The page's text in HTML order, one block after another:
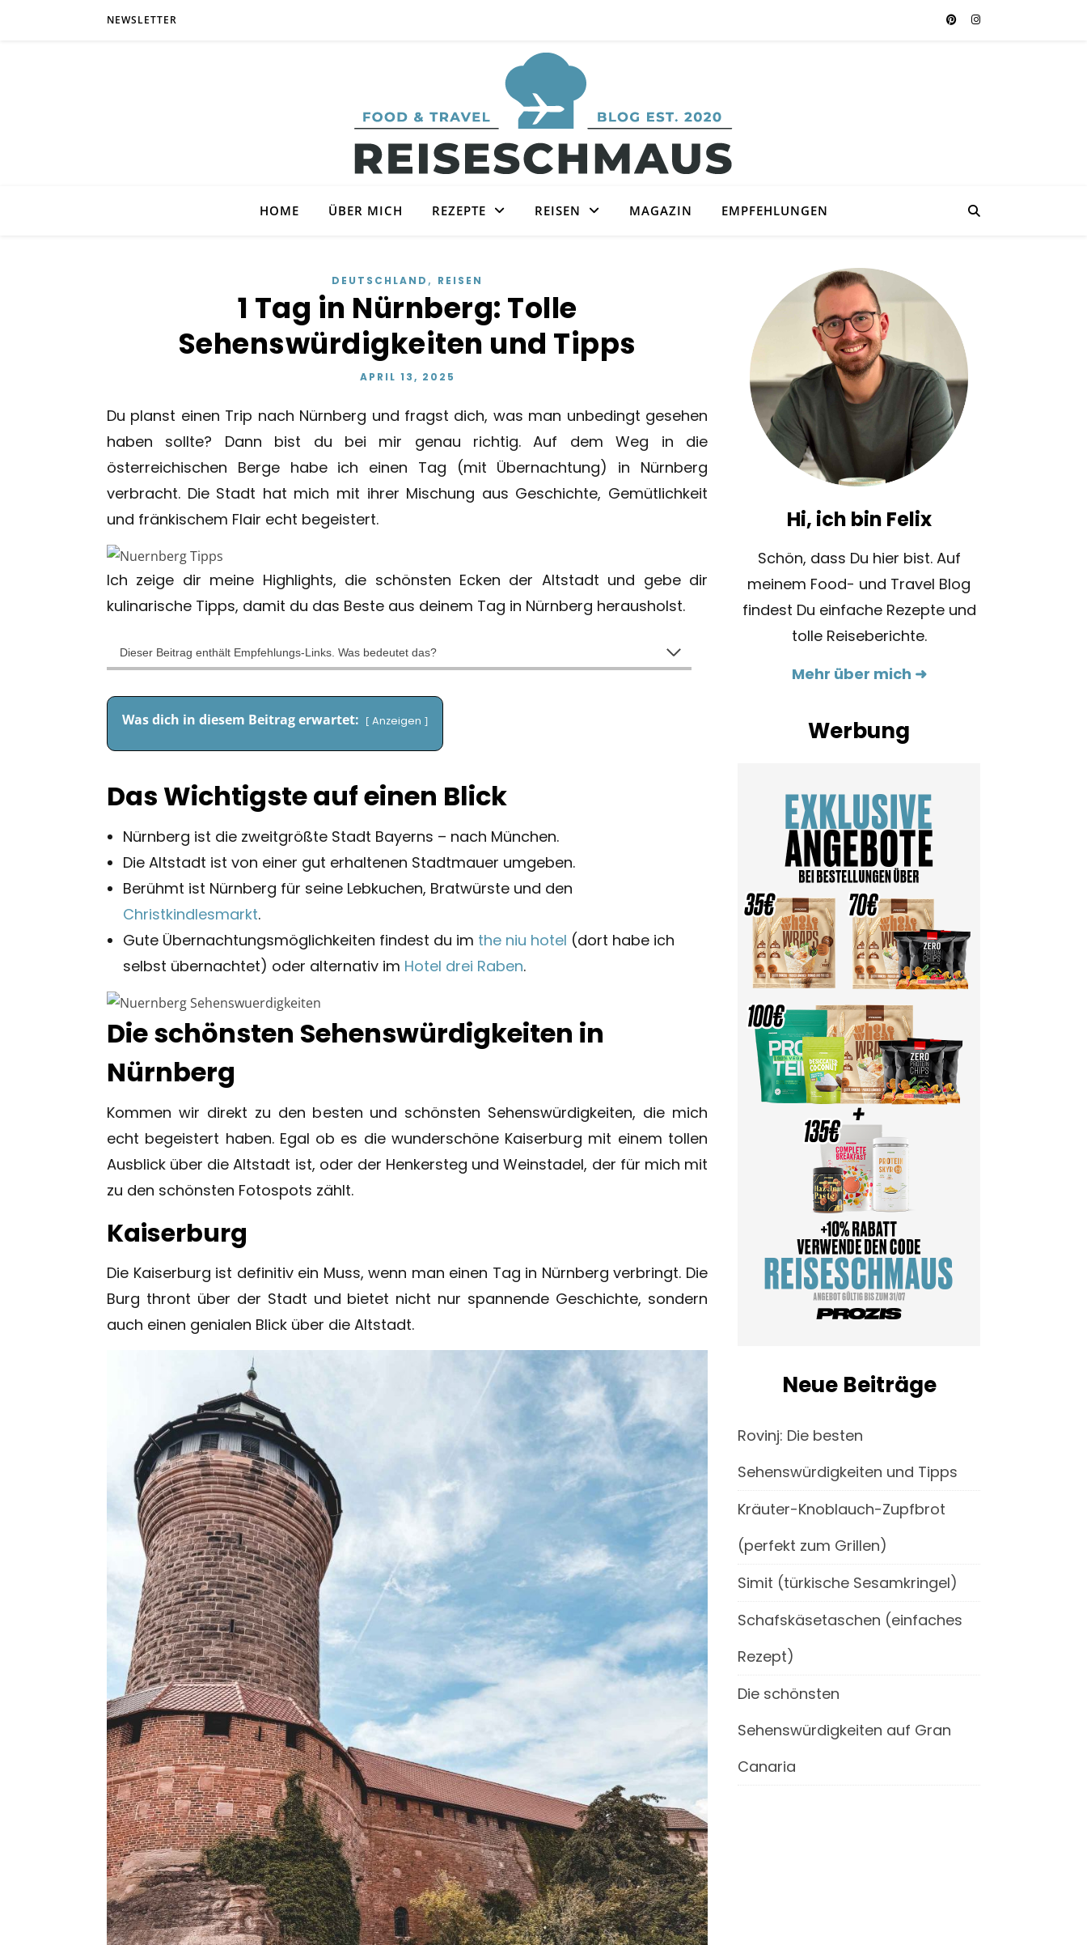
NEWSLETTER
HOME ÜBER MICH REZEPTE REISEN MAGAZIN EMPFEHLUNGEN
DEUTSCHLAND , REISEN
1 Tag in Nürnberg: Tolle
Sehenswürdigkeiten und Tipps
APRIL 13, 2025
Du planst einen Trip nach Nürnberg und fragst dich, was man unbedingt gesehen
haben sollte? Dann bist du bei mir genau richtig. Auf dem Weg in die
österreichischen Berge habe ich einen Tag (mit Übernachtung) in Nürnberg
verbracht. Die Stadt hat mich mit ihrer Mischung aus Geschichte, Gemütlichkeit
und fränkischem Flair echt begeistert.
Ich zeige dir meine Highlights, die schönsten Ecken der Altstadt und gebe dir
kulinarische Tipps, damit du das Beste aus deinem Tag in Nürnberg herausholst.
Dieser Beitrag enthält Empfehlungs-Links. Was bedeutet das?
Was dich in diesem Beitrag erwartet: Anzeigen
Das Wichtigste auf einen Blick
Nürnberg ist die zweitgrößte Stadt Bayerns – nach München.
Die Altstadt ist von einer gut erhaltenen Stadtmauer umgeben.
Berühmt ist Nürnberg für seine Lebkuchen, Bratwürste und den
Christkindlesmarkt.
Gute Übernachtungsmöglichkeiten findest du im the niu hotel (dort habe ich
selbst übernachtet) oder alternativ im Hotel drei Raben.
Die schönsten Sehenswürdigkeiten in
Nürnberg
Kommen wir direkt zu den besten und schönsten Sehenswürdigkeiten, die mich
echt begeistert haben. Egal ob es die wunderschöne Kaiserburg mit einem tollen
Ausblick über die Altstadt ist, oder der Henkersteg und Weinstadel, der für mich mit
zu den schönsten Fotospots zählt.
Kaiserburg
Die Kaiserburg ist definitiv ein Muss, wenn man einen Tag in Nürnberg verbringt. Die
Burg thront über der Stadt und bietet nicht nur spannende Geschichte, sondern
auch einen genialen Blick über die Altstadt.
Hi, ich bin Felix
Schön, dass Du hier bist. Auf
meinem Food- und Travel Blog
findest Du einfache Rezepte und
tolle Reiseberichte.
Mehr über mich ➜
Werbung
Neue Beiträge
Rovinj: Die besten
Sehenswürdigkeiten und Tipps
Kräuter-Knoblauch-Zupfbrot
(perfekt zum Grillen)
Simit (türkische Sesamkringel)
Schafskäsetaschen (einfaches
Rezept)
Die schönsten
Sehenswürdigkeiten auf Gran
Canaria